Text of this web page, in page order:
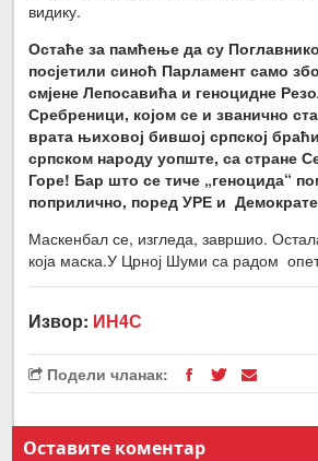
видику.
Остаће за памћење да су
посјетили синоћ Парламент само
смјене Лепосавића и геноцидне
Сребреници, којом се и званично
врата њиховој бившој српској
српском народу уопште, са стране
Горе! Бар што се тиче „геноцида“
поприлично, поред УРЕ и
Маскенбал се, изгледа, завршио.
која маска.У Црној Шуми са радом
Извор: ИН4С
Подели чланак:
Оставите коментар